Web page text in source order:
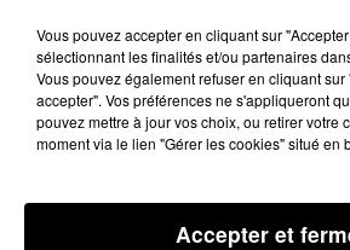
20 novembre 2024 - 4 min 24 sec
LES INFOS DU GERS DU 20/
Vous pouvez accepter en cliquant sur
sélectionnant les finalités et/ou partenaires
Vous pouvez également refuser en cliquant
accepter". Vos préférences ne s'appliqueront
pouvez mettre à jour vos choix, ou retirer votre
moment via le lien "Gérer les cookies" situé en
Accepter et